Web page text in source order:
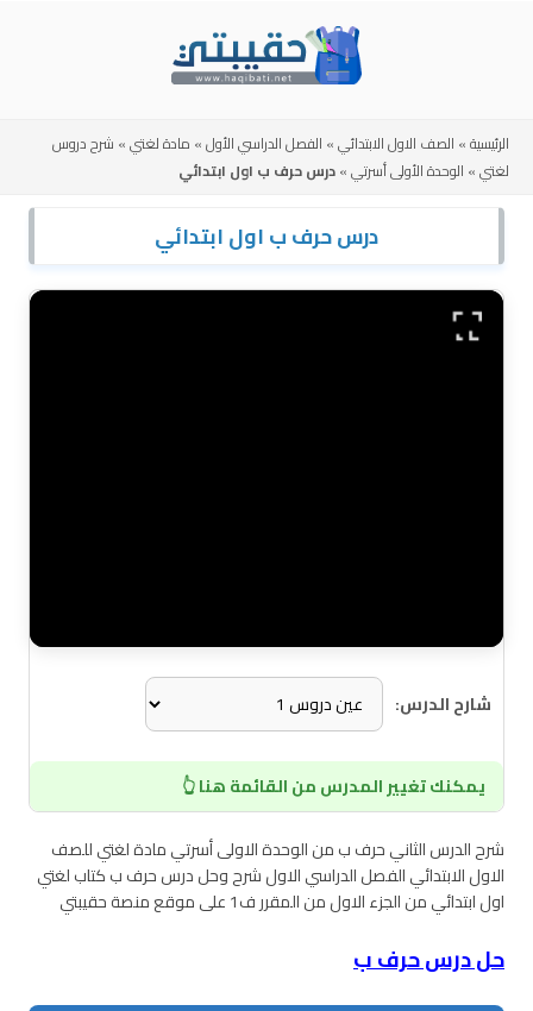
الرئيسية» الصف الاول الابتدائي» الفصل الدراسي الأول» مادة لغتي» شرح دروس
لغتي» الوحدة الأولى أسرتي»درس حرف ب اول ابتدائي
درس حرف ب اول ابتدائي
شارح الدرس:
يمكنك تغيير المدرس من القائمة هنا 👆
شرح الدرس الثاني حرف ب من الوحدة الاولى أسرتي مادة لغتي للصف
الاول الابتدائي الفصل الدراسي الاول شرح وحل درس حرف ب كتاب لغتي
اول ابتدائي من الجزء الاول من المقرر ف1 على موقع منصة حقيبتي
حل درس حرف ب